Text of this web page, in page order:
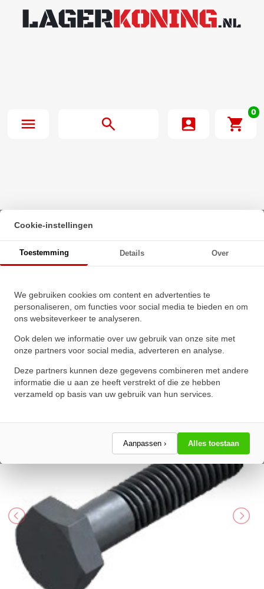
0
Beginpagina·
Zeskanttapbout Deeldraad DIN 931 M8x70mm 10.9
Onbehandeld
Cookie-instellingen
Toestemming Details Over
We gebruiken cookies om content en advertenties te
personaliseren, om functies voor social media te bieden en om
ons websiteverkeer te analyseren.
Ook delen we informatie over uw gebruik van onze site met
onze partners voor social media, adverteren en analyse.
Deze partners kunnen deze gegevens combineren met andere
informatie die u aan ze heeft verstrekt of die ze hebben
verzameld op basis van uw gebruik van hun services.
Aanpassen › Alles toestaan
Zeskanttapbout Deeldraad DIN
931 M8x70mm 10.9
Onbehandeld
Schrijf een review!